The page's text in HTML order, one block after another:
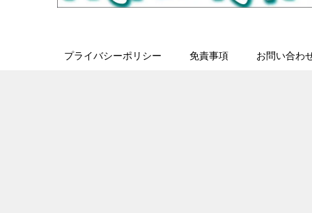
プライバシーポリシー 免責事項 お問い合わ